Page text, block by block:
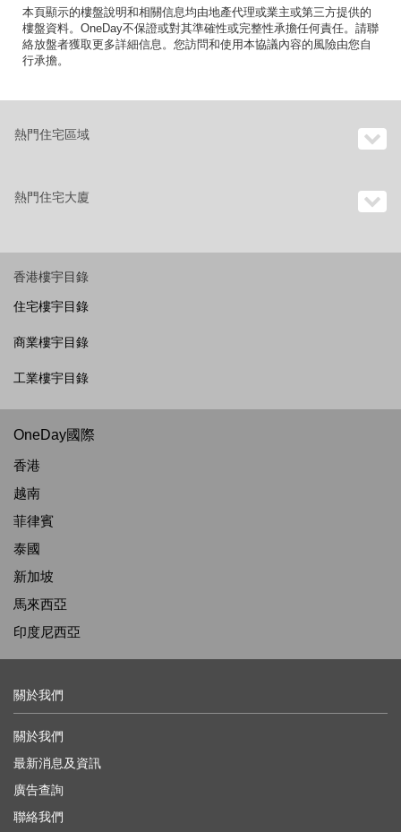
本頁顯示的樓盤說明和相關信息均由地產代理或業主或第三方提供的
樓盤資料。OneDay不保證或對其準確性或完整性承擔任何責任。請聯
絡放盤者獲取更多詳細信息。您訪問和使用本協議內容的風險由您自
行承擔。
熱門住宅區域
熱門住宅大廈
香港樓宇目錄
住宅樓宇目錄
商業樓宇目錄
工業樓宇目錄
OneDay國際
香港
越南
菲律賓
泰國
新加坡
馬來西亞
印度尼西亞
關於我們
關於我們
最新消息及資訊
廣告查詢
聯絡我們